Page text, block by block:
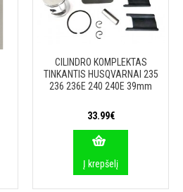
CILINDRO KOMPLEKTAS
TINKANTIS HUSQVARNAI 235
236 236E 240 240E 39mm
33.99€
Į krepšelį